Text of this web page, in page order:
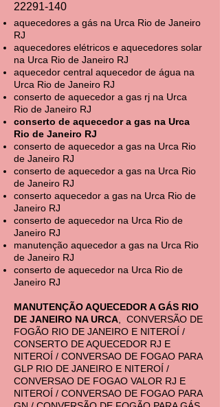
22291‑140
aquecedores a gás na Urca Rio de Janeiro
RJ
aquecedores elétricos e aquecedores solar
na Urca Rio de Janeiro RJ
aquecedor central aquecedor de água na
Urca Rio de Janeiro RJ
conserto de aquecedor a gas rj na Urca
Rio de Janeiro RJ
conserto de aquecedor a gas na Urca
Rio de Janeiro RJ
conserto de aquecedor a gas na Urca Rio
de Janeiro RJ
conserto de aquecedor a gas na Urca Rio
de Janeiro RJ
conserto aquecedor a gas na Urca Rio de
Janeiro RJ
conserto de aquecedor na Urca Rio de
Janeiro RJ
manutenção aquecedor a gas na Urca Rio
de Janeiro RJ
conserto de aquecedor na Urca Rio de
Janeiro RJ
MANUTENÇÃO AQUECEDOR A GÁS RIO
DE JANEIRO NA URCA , CONVERSÃO DE
FOGÃO RIO DE JANEIRO E NITEROÍ /
CONSERTO DE AQUECEDOR RJ E
NITEROÍ / CONVERSAO DE FOGAO PARA
GLP RIO DE JANEIRO E NITEROÍ /
CONVERSAO DE FOGAO VALOR RJ E
NITEROÍ / CONVERSAO DE FOGAO PARA